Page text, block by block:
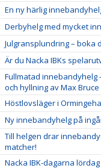
En ny härlig
Derbyhelg med mycket
Julgransplundring – boka
Är du Nacka IBKs
Fullmatad innebandyhelg
och hyllning av Max Bruce
Höstlovsläger i
Ny innebandyhelg på
Till helgen drar
matcher!
Nacka IBK-dagarna